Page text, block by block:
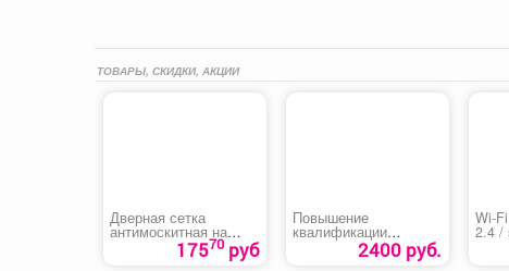
ТОВАРЫ, СКИДКИ, АКЦИИ
Дверная сетка
антимоскитная на
17570руб
Повышение
квалификации
работников
организаций по2400 руб.
Wi-
2.4 /